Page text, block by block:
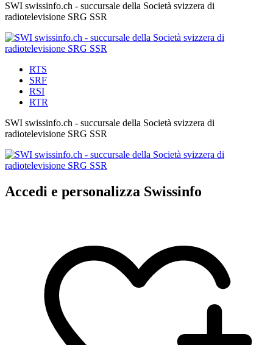
SWI swissinfo.ch - succursale della Società svizzera di
radiotelevisione SRG SSR
RTS
SRF
RSI
RTR
SWI swissinfo.ch - succursale della Società svizzera di
radiotelevisione SRG SSR
Accedi e personalizza Swissinfo